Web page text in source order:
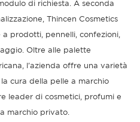
di richiesta. A seconda
Thincen Cosmetics
prodotti, pennelli, confezioni,
Oltre alle palette
l'azienda offre una varietà
cura della pelle a marchio
leader di cosmetici, profumi e
marchio privato.